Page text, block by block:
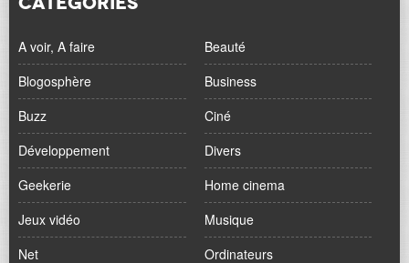
A voir, A faire
Beauté
Blogosphère
Business
Buzz
Ciné
Développement
Divers
Geekerie
Home cinema
Jeux vidéo
Musique
Net
Ordinateurs